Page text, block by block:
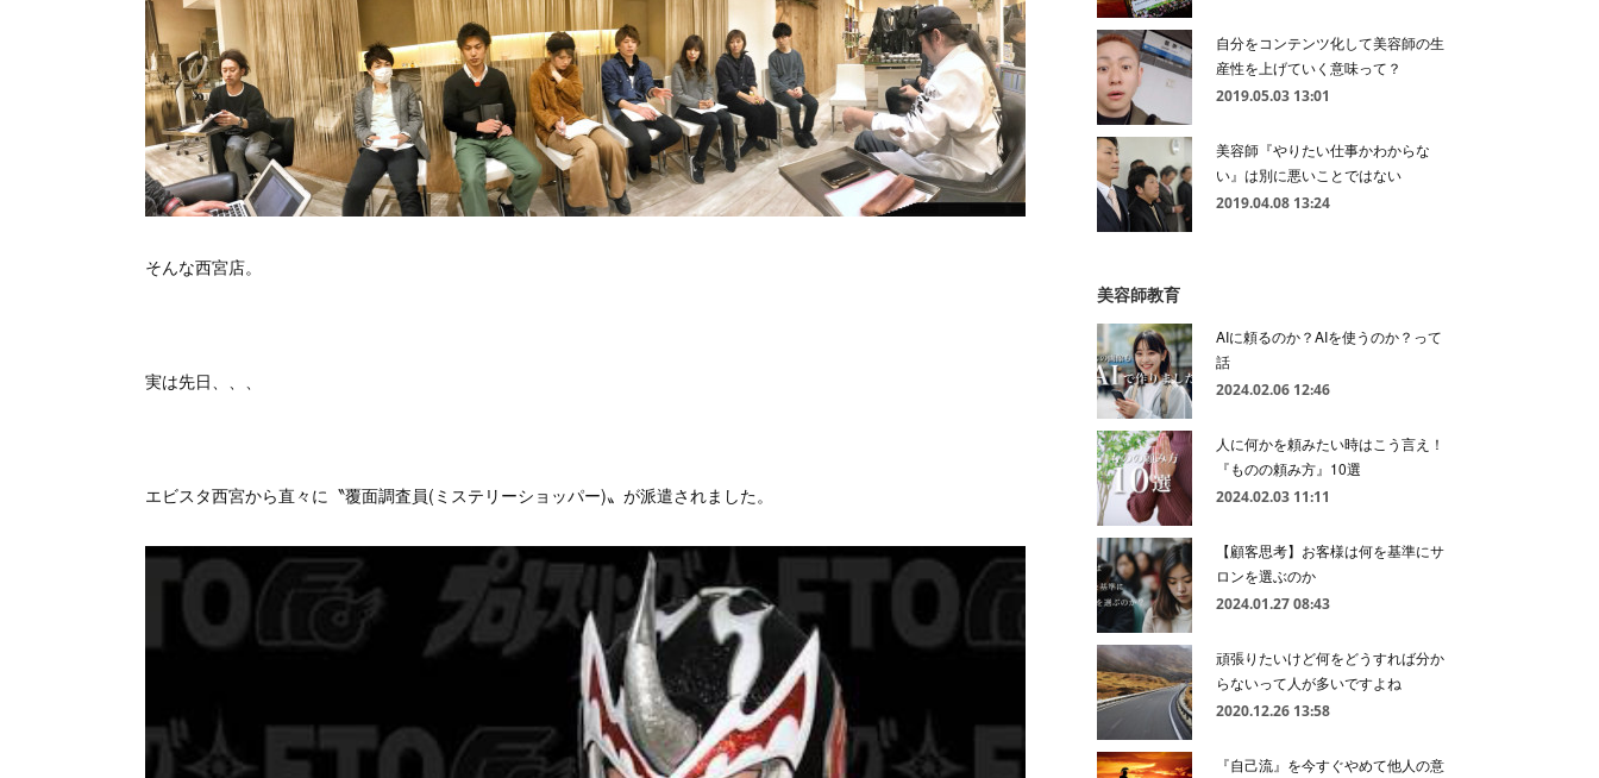
そんな西宮店。
実は先日、、、
エビスタ西宮から直々に〝覆面調査員(ミステリーショッパー)〟が派遣されました。
自分をコンテンツ化して美容師の生
産性を上げていく意味って？
2019.05.03 13:01
美容師『やりたい仕事かわからな
い』は別に悪いことではない
2019.04.08 13:24
美容師教育
AIに頼るのか？AIを使うのか？って
話
2024.02.06 12:46
人に何かを頼みたい時はこう言え！
『ものの頼み方』10選
2024.02.03 11:11
【顧客思考】お客様は何を基準にサ
ロンを選ぶのか
2024.01.27 08:43
頑張りたいけど何をどうすれば分か
らないって人が多いですよね
2020.12.26 13:58
『自己流』を今すぐやめて他人の意